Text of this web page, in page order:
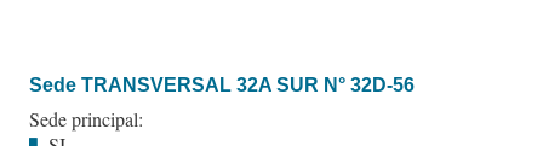
Sede TRANSVERSAL 32A SUR N° 32D-56
Sede principal: